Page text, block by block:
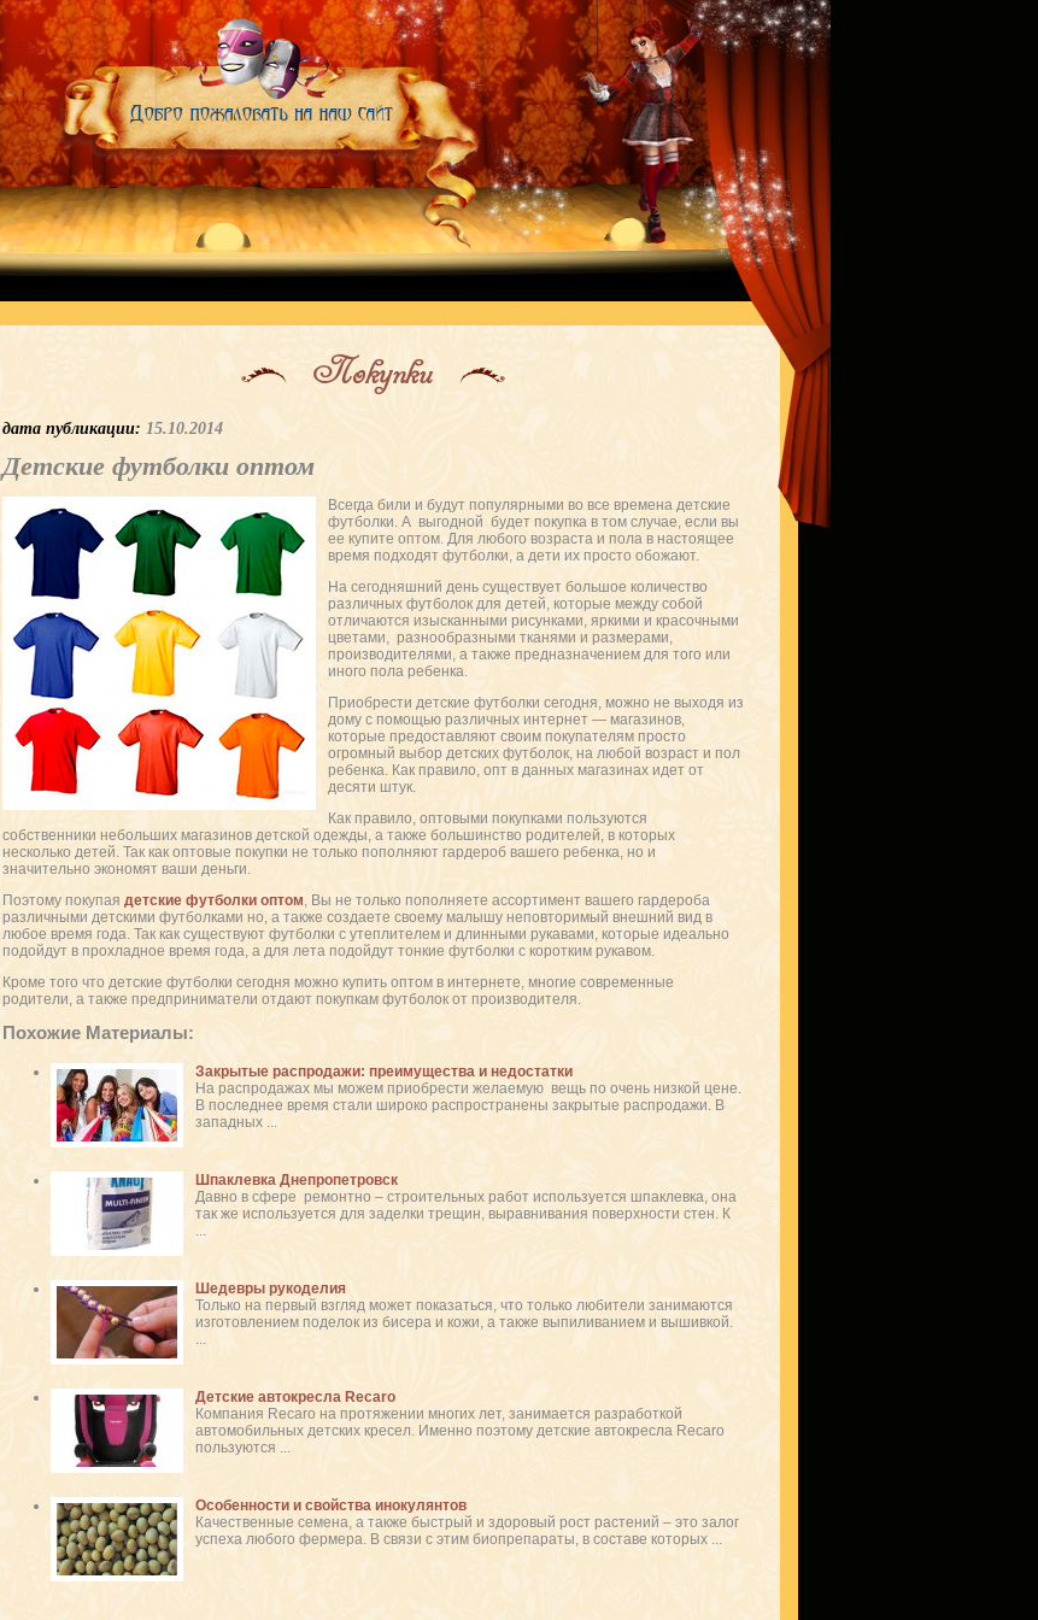
Покупки
дата публикации: 15.10.2014
Детские футболки оптом
Всегда били и будут популярными во все времена детские
футболки. А выгодной будет покупка в том случае, если вы
ее купите оптом. Для любого возраста и пола в настоящее
время подходят футболки, а дети их просто обожают.
На сегодняшний день существует большое количество
различных футболок для детей, которые между собой
отличаются изысканными рисунками, яркими и красочными
цветами, разнообразными тканями и размерами,
производителями, а также предназначением для того или
иного пола ребенка.
Приобрести детские футболки сегодня, можно не выходя из
дому с помощью различных интернет — магазинов,
которые предоставляют своим покупателям просто
огромный выбор детских футболок, на любой возраст и пол
ребенка. Как правило, опт в данных магазинах идет от
десяти штук.
Как правило, оптовыми покупками пользуются
собственники небольших магазинов детской одежды, а также большинство родителей, в которых
несколько детей. Так как оптовые покупки не только пополняют гардероб вашего ребенка, но и
значительно экономят ваши деньги.
Поэтому покупая детские футболки оптом, Вы не только пополняете ассортимент вашего гардероба
различными детскими футболками но, а также создаете своему малышу неповторимый внешний вид в
любое время года. Так как существуют футболки с утеплителем и длинными рукавами, которые идеально
подойдут в прохладное время года, а для лета подойдут тонкие футболки с коротким рукавом.
Кроме того что детские футболки сегодня можно купить оптом в интернете, многие современные
родители, а также предприниматели отдают покупкам футболок от производителя.
Похожие Материалы:
Закрытые распродажи: преимущества и недостатки
На распродажах мы можем приобрести желаемую вещь по очень низкой цене.
В последнее время стали широко распространены закрытые распродажи. В
западных ...
Шпаклевка Днепропетровск
Давно в сфере ремонтно – строительных работ используется шпаклевка, она
так же используется для заделки трещин, выравнивания поверхности стен. К
...
Шедевры рукоделия
Только на первый взгляд может показаться, что только любители занимаются
изготовлением поделок из бисера и кожи, а также выпиливанием и вышивкой.
...
Детские автокресла Recaro
Компания Recaro на протяжении многих лет, занимается разработкой
автомобильных детских кресел. Именно поэтому детские автокресла Recaro
пользуются ...
Особенности и свойства инокулянтов
Качественные семена, а также быстрый и здоровый рост растений – это залог
успеха любого фермера. В связи с этим биопрепараты, в составе которых ...